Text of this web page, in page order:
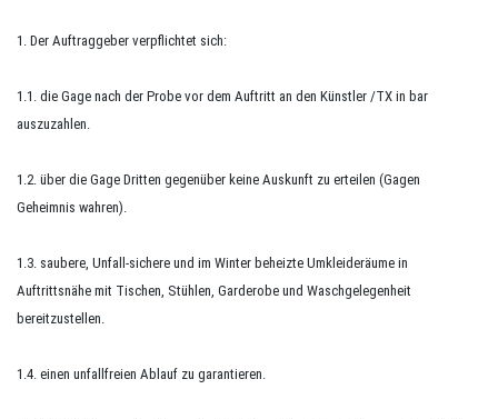
1. Der Auftraggeber verpflichtet sich:
1.1. die Gage nach der Probe vor dem Auftritt an den Künstler /TX in bar
auszuzahlen.
1.2. über die Gage Dritten gegenüber keine Auskunft zu erteilen (Gagen
Geheimnis wahren).
1.3. saubere, Unfall-sichere und im Winter beheizte Umkleideräume in
Auftrittsnähe mit Tischen, Stühlen, Garderobe und Waschgelegenheit
bereitzustellen.
1.4. einen unfallfreien Ablauf zu garantieren.